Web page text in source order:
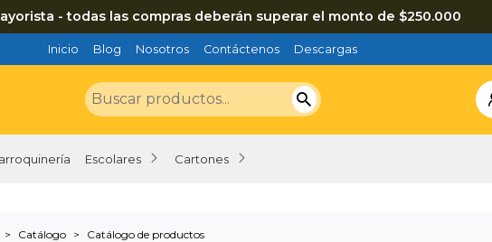
- todas las compras deberán superar el monto de $250.000
Inicio Blog Nosotros Contáctenos Descargas
Escolares Cartones
Catálogo Catálogo de productos